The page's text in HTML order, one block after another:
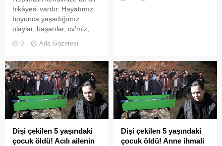
hikâyesi vardır. Hayatımız
boyunca yaşadığımız
olaylar, başarılar, cv’miz,
prensiplerimiz,
sevmediklerimiz. Uzar gider
liste. Hiç durmadan, soluk
almadan anlatırız. Severiz
...
0 Ada Gazetesi
diş kliğinde genel anestezi
fenalaştı. Hastaneye
kaldırılan Sönmez, 3 gün
sonra, oksijen azlığına bağlı
çoklu organ yetmezliği
nedeniyle hayatını kaybetti.
Dişi çekilen 5 yaşındaki
çocuk öldü! Acılı ailenin
Dişi çekilen 5 yaşındaki
çocuk öldü! Anne ihmali